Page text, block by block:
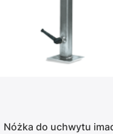
Nóżka do uchwytu